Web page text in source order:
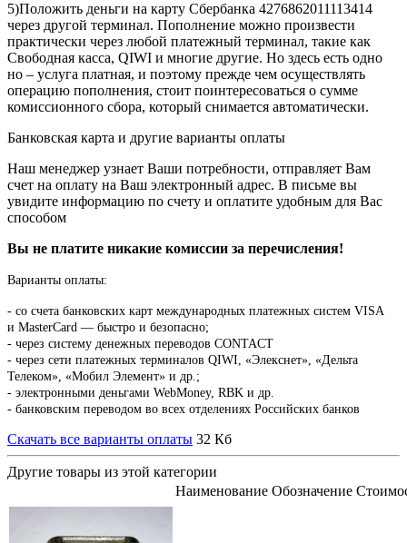
5)Положить деньги на карту Сбербанка 4276862011113414
через другой терминал. Пополнение можно произвести
практически через любой платежный терминал, такие как
Свободная касса, QIWI и многие другие. Но здесь есть одно
но – услуга платная, и поэтому прежде чем осуществлять
операцию пополнения, стоит поинтересоваться о сумме
комиссионного сбора, который снимается автоматически.
Банковская карта и другие варианты оплаты
Наш менеджер узнает Ваши потребности, отправляет Вам
счет на оплату на Ваш электронный адрес. В письме вы
увидите информацию по счету и оплатите удобным для Вас
способом
Вы не платите никакие комиссии за перечисления!
Варианты оплаты:
- со счета банковских карт международных платежных систем VISA
и MasterCard — быстро и безопасно;
- через систему денежных переводов CONTACT
- через сети платежных терминалов QIWI, «Элекснет», «Дельта
Телеком», «Мобил Элемент» и др.;
- электронными деньгами WebMoney, RBK и др.
- банковским переводом во всех отделениях Российских банков
Скачать все варианты оплаты 32 Кб
Другие товары из этой категории
Наименование Обозначение